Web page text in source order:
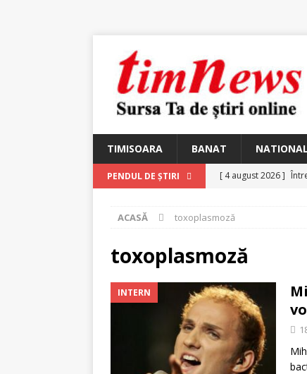
TIMISOARA BANAT NATIONAL
PENDUL DE ȘTIRI [ 4 august 2026 ]
25 martie 1926 –
[ 2 august 2026 ]
Ungureanu,
[ 5 august 2026 ]
ACASĂ toxoplasmoză
toxoplasmoză
INTERN